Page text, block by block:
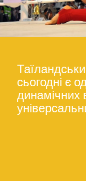
сьогодні є
динамічних